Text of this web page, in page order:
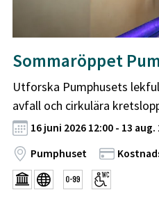
Sommaröppet
Utforska Pumphusets
avfall och cirkulära
16 juni 2026 12:00 - 13 aug.
Pumphuset